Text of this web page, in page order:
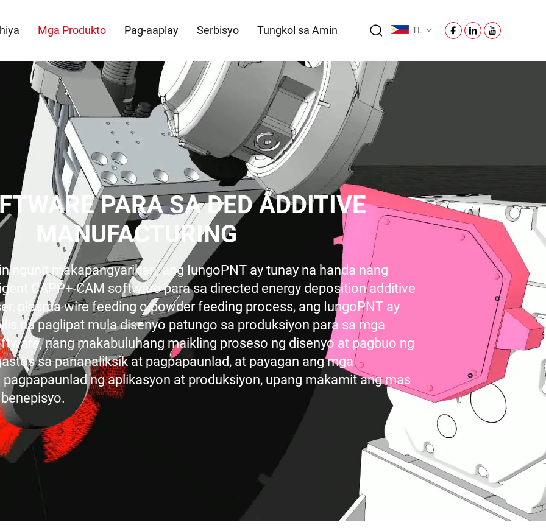
Mga Produkto Pag-aaplay Serbisyo Tungkol sa Amin TL
PARA SA DED ADDITIVE
MANUFACTURING
ngunit makapangyarihan, ang IungoPNT ay tunay na handa nang
CAPP+-CAM software para sa directed energy deposition additive
plasma wire feeding o powder feeding process, ang IungoPNT ay
na paglipat mula disenyo patungo sa produksiyon para sa mga
nang makabuluhang maikling proseso ng disenyo at pagbuo ng
sa pananaliksik at pagpapaunlad, at payagan ang mga
ng aplikasyon at produksiyon, upang makamit ang mas